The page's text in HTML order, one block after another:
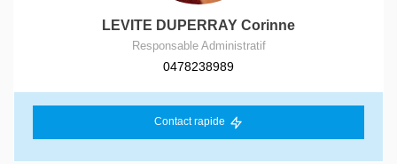
LEVITE DUPERRAY Corinne
Responsable Administratif
0478238989
Contact rapide